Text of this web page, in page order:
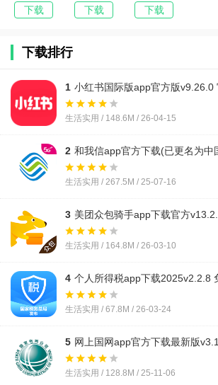
税app下
载2025
下载
中心最新
版本2025
下载
官方商城
最新版
下载
下载排行
1 小红书国际版app官方版v9.26.0
生活实用 / 148.6M / 26-04-15
2 和我信app官方下载(已更名为中
西)v9.9.5
生活实用 / 267.5M / 25-07-16
3 美团众包骑手app下载官方
正版
生活实用 / 164.8M / 26-03-10
4 个人所得税app下载2025v2.2.8
生活实用 / 67.8M / 26-03-24
5 网上国网app官方下载最新版
生活实用 / 128.8M / 25-11-06